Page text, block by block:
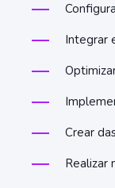
Integrar
Crear
Realizar